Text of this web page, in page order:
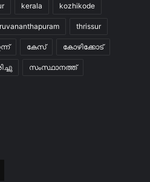
kerala kozhikode
thrissur
കേസ് കോഴിക്കോട്
സംസ്ഥാനത്ത്